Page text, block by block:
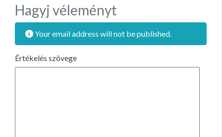
Hagyj véleményt
Your email address will not be published.
Értékelés szövege